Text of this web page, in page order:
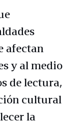
afectan
y al medio
de lectura,
cultural
la